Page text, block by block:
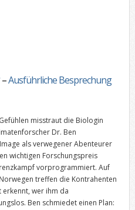
–Ausführliche Besprechung
misstraut die Biologin
Dr. Ben
als verwegener Abenteurer
wichtigen Forschungspreis
vorprogrammiert. Auf
treffen die Kontrahenten
wer ihm da
Ben schmiedet einen Plan: